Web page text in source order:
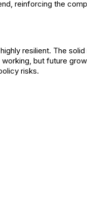
reinforcing the
resilient. The solid
but future
risks.